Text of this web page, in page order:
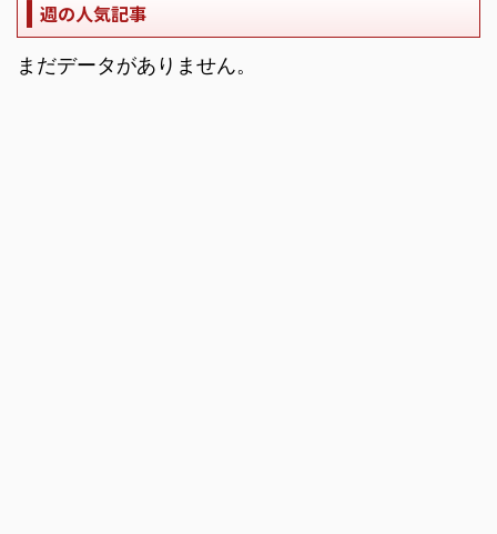
週の人気記事
まだデータがありません。